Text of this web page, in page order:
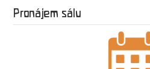
Pronájem sálu